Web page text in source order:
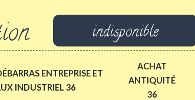
indisponible
ENTREPRISE ET
INDUSTRIEL 36
ACHAT
ANTIQUITÉ
36